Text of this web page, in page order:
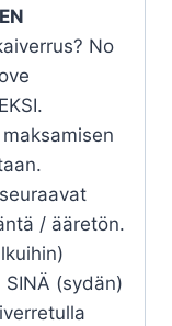
No
/ ääretön.
(sydän)